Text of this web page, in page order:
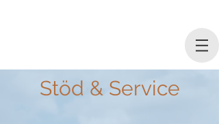
Stöd & Service